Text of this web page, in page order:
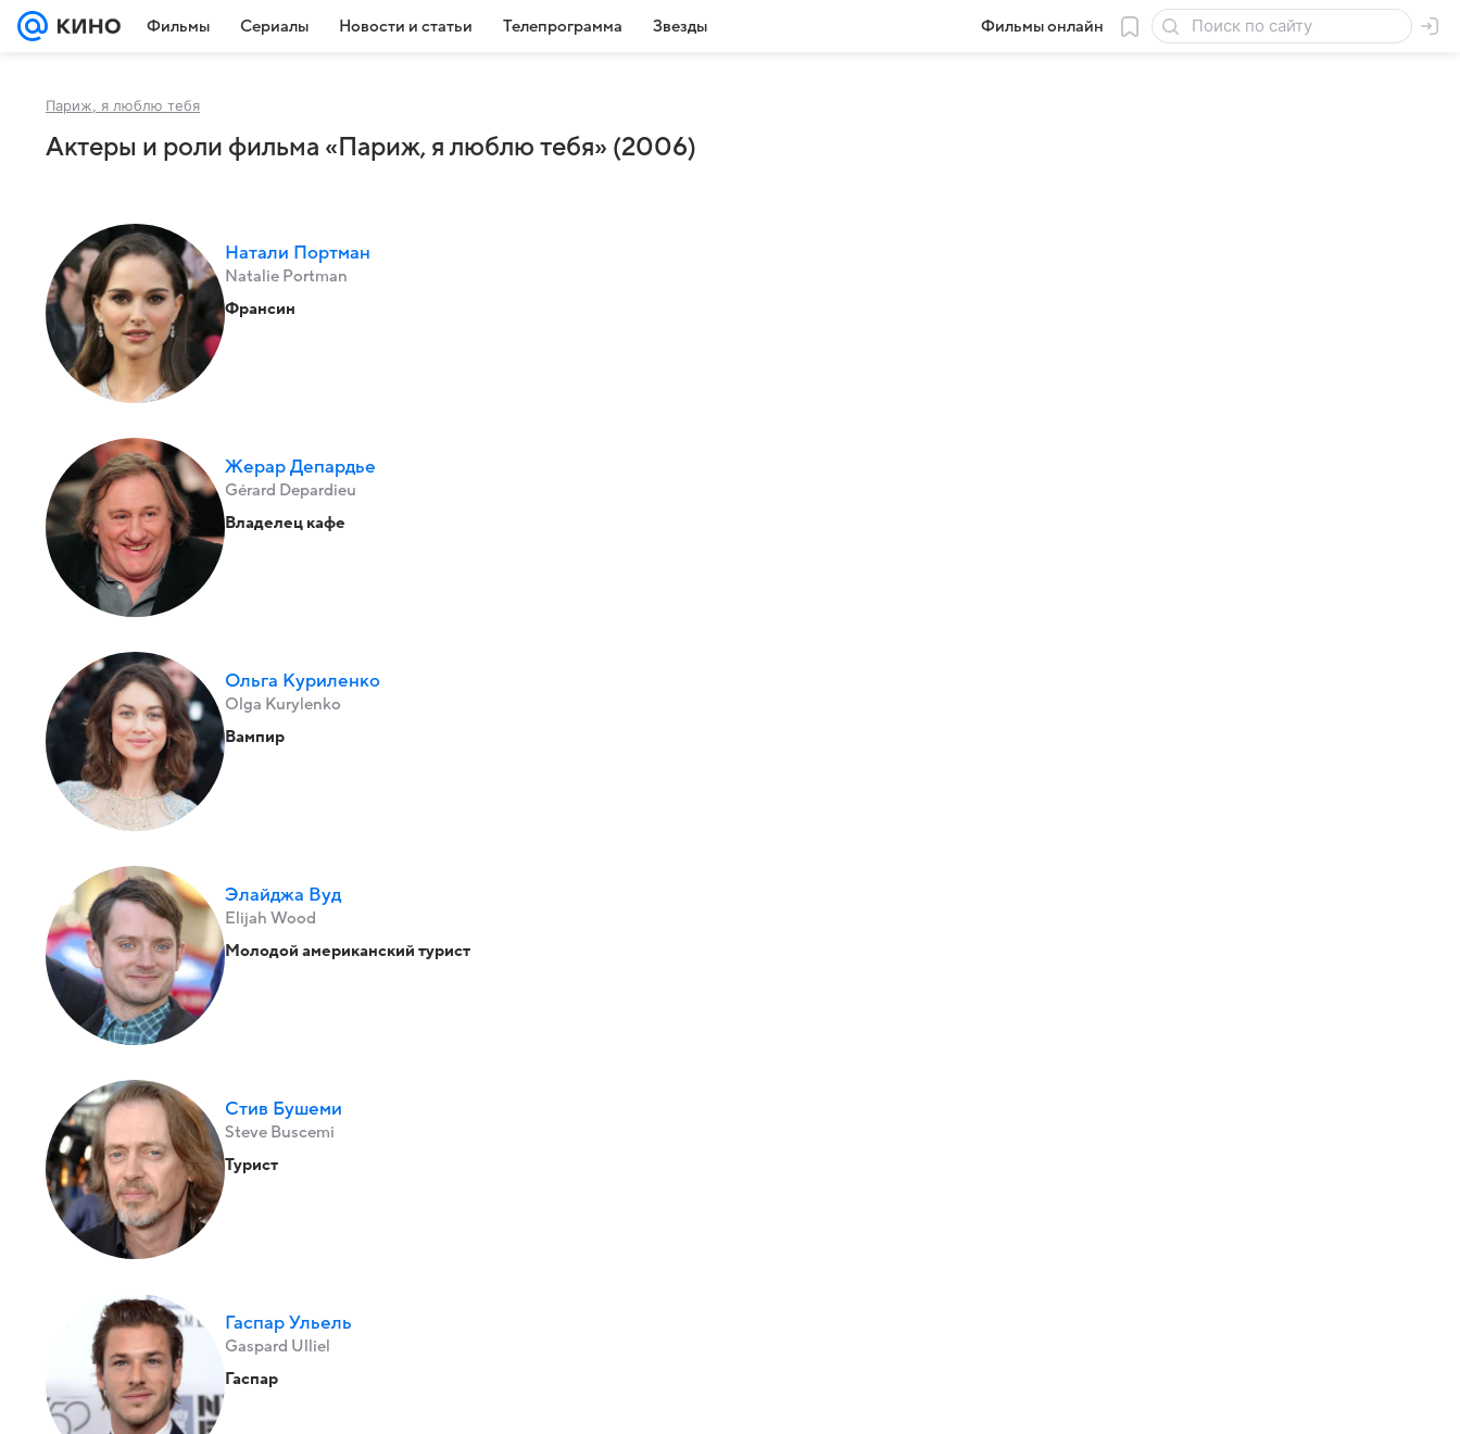
Фильмы Сериалы Новости и статьи Телепрограмма Звезды Фильмы онлайн
Париж, я люблю тебя
Актеры и роли фильма «Париж, я люблю тебя» (2006)
Натали Портман
Natalie Portman
Франсин
Жерар Депардье
Gérard Depardieu
Владелец кафе
Ольга Куриленко
Olga Kurylenko
Вампир
Элайджа Вуд
Elijah Wood
Молодой американский турист
Стив Бушеми
Steve Buscemi
Турист
Гаспар Ульель
Gaspard Ulliel
Гаспар